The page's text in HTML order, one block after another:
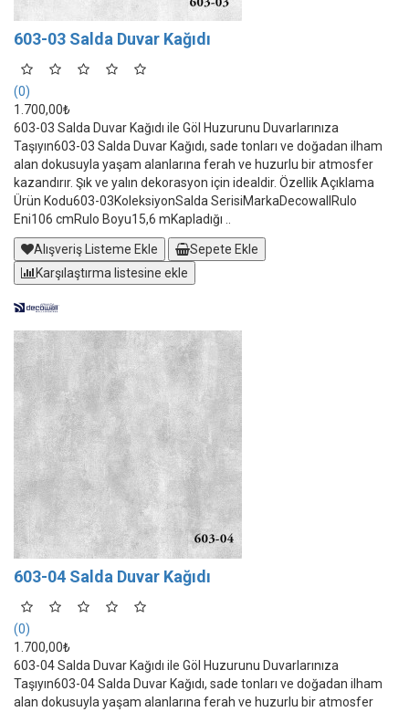
603-03 Salda Duvar Kağıdı
(0)
1.700,00₺
603-03 Salda Duvar Kağıdı ile Göl Huzurunu Duvarlarınıza
Taşıyın603-03 Salda Duvar Kağıdı, sade tonları ve doğadan ilham
alan dokusuyla yaşam alanlarına ferah ve huzurlu bir atmosfer
kazandırır. Şık ve yalın dekorasyon için idealdir. Özellik Açıklama
Ürün Kodu603-03KoleksiyonSalda SerisiMarkaDecowallRulo
Eni106 cmRulo Boyu15,6 mKapladığı ..
Alışveriş Listeme Ekle
Sepete Ekle
Karşılaştırma listesine ekle
603-04 Salda Duvar Kağıdı
(0)
1.700,00₺
603-04 Salda Duvar Kağıdı ile Göl Huzurunu Duvarlarınıza
Taşıyın603-04 Salda Duvar Kağıdı, sade tonları ve doğadan ilham
alan dokusuyla yaşam alanlarına ferah ve huzurlu bir atmosfer